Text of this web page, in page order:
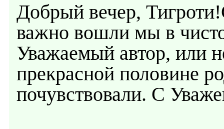
Добрый вечер,
важно вошли мы в
Уважаемый автор, или
прекрасной половине
почувствовали. С